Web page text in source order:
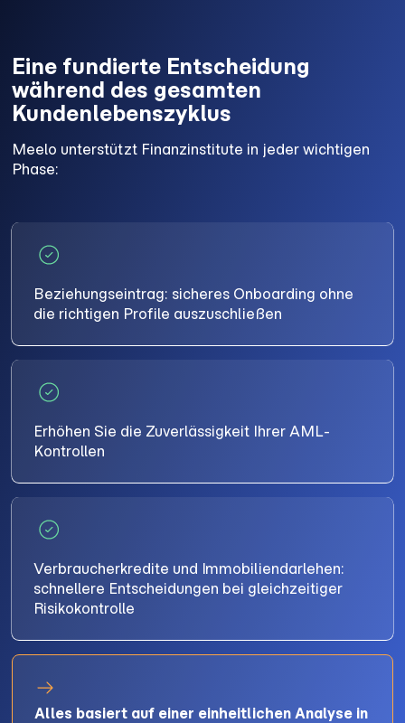
Eine fundierte Entscheidung
während des gesamten
Kundenlebenszyklus
Meelo unterstützt Finanzinstitute in jeder wichtigen
Phase:
Beziehungseintrag: sicheres Onboarding ohne
die richtigen Profile auszuschließen
Erhöhen Sie die Zuverlässigkeit Ihrer AML-
Kontrollen
Verbraucherkredite und Immobiliendarlehen:
schnellere Entscheidungen bei gleichzeitiger
Risikokontrolle
Alles basiert auf einer einheitlichen Analyse in